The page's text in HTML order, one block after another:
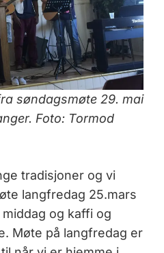
søndagsmøte 29. mai
Foto: Tormod
tradisjoner og vi
langfredag 25.mars
og kaffi og
Møte på langfredag er